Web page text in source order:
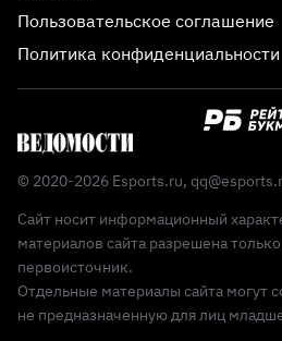
Пользовательское соглашение
Политика конфиденциальности
© 2020-2026 Esports.ru,
Сайт носит информационный
материалов сайта разрешена
первоисточник.
Отдельные материалы сайта могут
не предназначенную для лиц